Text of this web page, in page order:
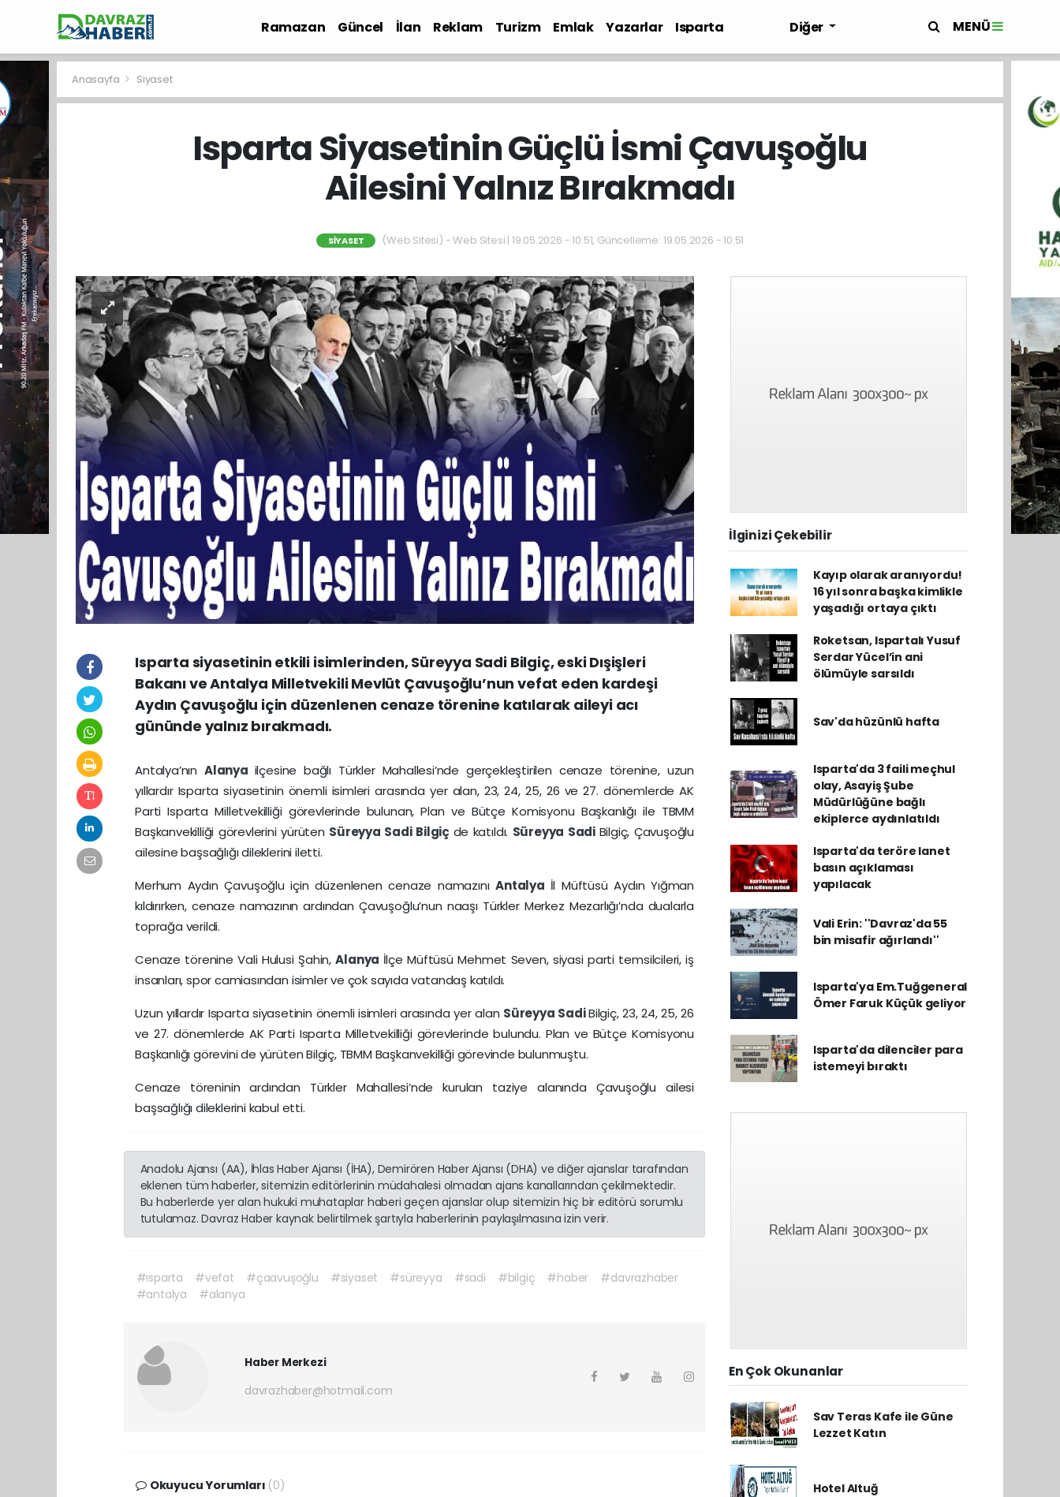
Ramazan Güncel İlan Reklam Turizm Emlak Yazarlar
Isparta
Diğer MENÜ
Anasayfa Siyaset
Isparta Siyasetinin Güçlü İsmi Çavuşoğlu
Ailesini Yalnız Bırakmadı
SIYASET (Web Sitesi) - Web Sitesi | 19.05.2026 - 10:51, Güncelleme: 19.05.2026 - 10:51
Isparta siyasetinin etkili isimlerinden, Süreyya Sadi Bilgiç, eski Dışişleri
Bakanı ve Antalya Milletvekili Mevlüt Çavuşoğlu’nun vefat eden kardeşi
Aydın Çavuşoğlu için düzenlenen cenaze törenine katılarak aileyi acı
gününde yalnız bırakmadı.
Antalya’nın Alanya ilçesine bağlı Türkler Mahallesi’nde gerçekleştirilen cenaze törenine, uzun
yıllardır Isparta siyasetinin önemli isimleri arasında yer alan, 23, 24, 25, 26 ve 27. dönemlerde AK
Parti Isparta Milletvekilliği görevlerinde bulunan, Plan ve Bütçe Komisyonu Başkanlığı ile TBMM
Başkanvekilliği görevlerini yürüten Süreyya Sadi Bilgiç de katıldı. Süreyya Sadi Bilgiç, Çavuşoğlu
ailesine başsağlığı dileklerini iletti.
Merhum Aydın Çavuşoğlu için düzenlenen cenaze namazınıAntalya İl Müftüsü Aydın Yığman
kıldırırken, cenaze namazının ardından Çavuşoğlu’nun naaşı Türkler Merkez Mezarlığı’nda dualarla
toprağa verildi.
Cenaze törenine Vali Hulusi Şahin,Alanya İlçe Müftüsü Mehmet Seven, siyasi parti temsilcileri, iş
insanları, spor camiasından isimler ve çok sayıda vatandaş katıldı.
Uzun yıllardır Isparta siyasetinin önemli isimleri arasında yer alan Süreyya SadiBilgiç, 23, 24, 25, 26
ve 27. dönemlerde AK Parti Isparta Milletvekilliği görevlerinde bulundu. Plan ve Bütçe Komisyonu
Başkanlığı görevini de yürüten Bilgiç, TBMM Başkanvekilliği görevinde bulunmuştu.
Cenaze töreninin ardından Türkler Mahallesi’nde kurulan taziye alanında Çavuşoğlu ailesi
başsağlığı dileklerini kabul etti.
Anadolu Ajansı (AA), İhlas Haber Ajansı (İHA), Demirören Haber Ajansı (DHA) ve diğer ajanslar tarafından
eklenen tüm haberler, sitemizin editörlerinin müdahalesi olmadan ajans kanallarından çekilmektedir.
Bu haberlerde yer alan hukuki muhataplar haberi geçen ajanslar olup sitemizin hiç bir editörü sorumlu
tutulamaz. Davraz Haber kaynak belirtilmek şartıyla haberlerinin paylaşılmasına izin verir.
#ısparta #vefat #çaavuşoğlu #siyaset #süreyya #sadi #bilgiç #haber
#davrazhaber
#antalya
#alanya
Haber Merkezi
davrazhaber@hotmail.com
Okuyucu Yorumları (0)
İlginizi Çekebilir
Kayıp olarak aranıyordu!
16 yıl sonra başka kimlikle
yaşadığı ortaya çıktı
Roketsan, Ispartalı Yusuf
Serdar Yücel’in ani
ölümüyle sarsıldı
Sav'da hüzünlü hafta
Isparta'da 3 faili meçhul
olay, Asayiş Şube
Müdürlüğüne bağlı
ekiplerce aydınlatıldı
Isparta'da teröre lanet
basın açıklaması
yapılacak
Vali Erin: ''Davraz'da 55
bin misafir ağırlandı''
Isparta'ya Em.Tuğgeneral
Ömer Faruk Küçük geliyor
Isparta'da dilenciler para
istemeyi bıraktı
En Çok Okunanlar
Sav Teras Kafe ile Güne
Lezzet Katın
Hotel Altuğ